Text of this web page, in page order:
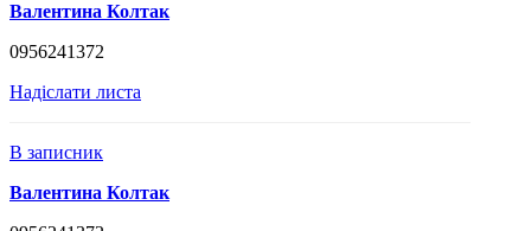
Валентина Колтак
0956241372
Надіслати листа
В записник
Валентина Колтак